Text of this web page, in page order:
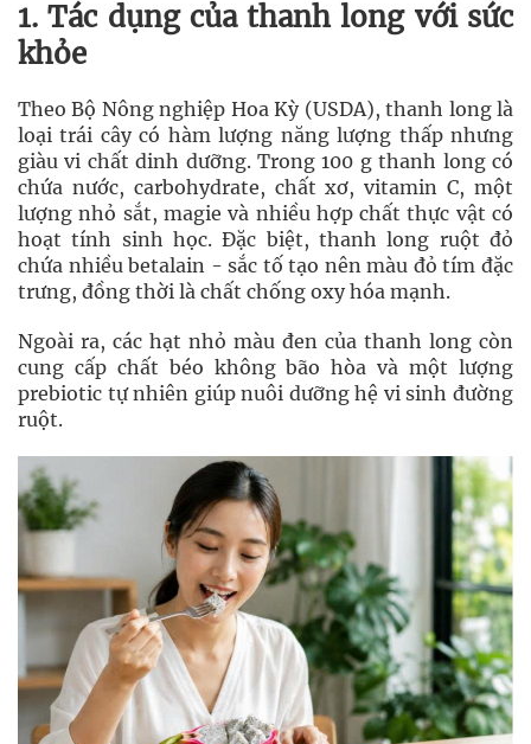
1. Tác dụng của thanh long với sức
khỏe
Theo Bộ Nông nghiệp Hoa Kỳ (USDA), thanh long là
loại trái cây có hàm lượng năng lượng thấp nhưng
giàu vi chất dinh dưỡng. Trong 100 g thanh long có
chứa nước, carbohydrate, chất xơ, vitamin C, một
lượng nhỏ sắt, magie và nhiều hợp chất thực vật có
hoạt tính sinh học. Đặc biệt, thanh long ruột đỏ
chứa nhiều betalain - sắc tố tạo nên màu đỏ tím đặc
trưng, đồng thời là chất chống oxy hóa mạnh.
Ngoài ra, các hạt nhỏ màu đen của thanh long còn
cung cấp chất béo không bão hòa và một lượng
prebiotic tự nhiên giúp nuôi dưỡng hệ vi sinh đường
ruột.